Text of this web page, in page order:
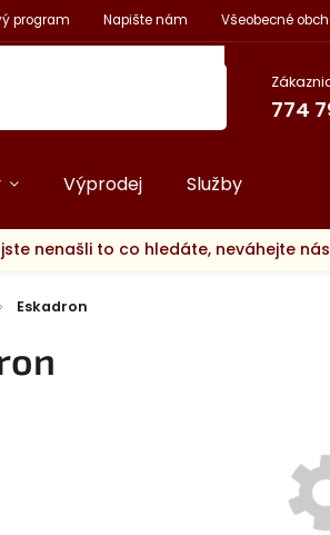
program Napište nám Všeobecné
774
Výprodej Služby
nenašli to co hledáte, neváhejte
Eskadron